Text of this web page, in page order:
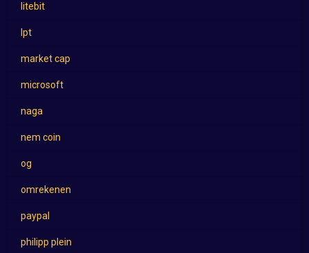
litebit
lpt
market cap
microsoft
naga
nem coin
og
omrekenen
paypal
philipp plein